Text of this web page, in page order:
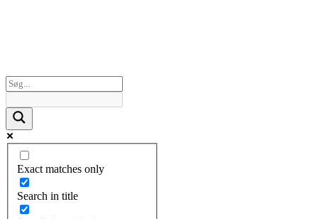
Exact matches only
Search in title